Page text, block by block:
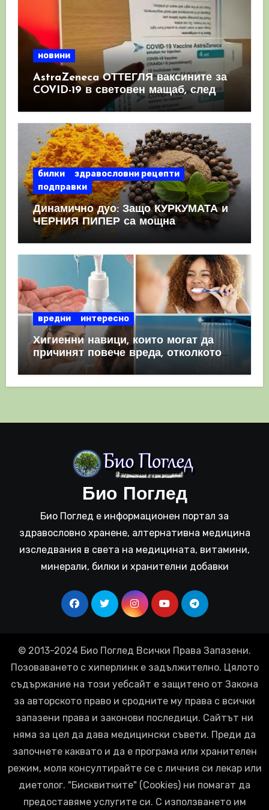
новини
AstraZeneca ОТТЕГЛЯ ваксините за
COVID-19 в световен мащаб, след
като призна, че те причиняват
КРЪВНИ съсиреци
билки
здравословни рецепти
подправки
Динамично дуо: Защо КУРКУМАТА и
ЧЕРНИЯ ПИПЕР са мощна
комбинация
вредни интересно
Хигиенни навици, които могат да
причинят повече вреда, отколкото
полза
Био Поглед
Био Поглед е информационен портал за
здравословно хранене, алтернативна медицина
изследвания в света на медицината, витамини,
минерали, билки и хранителни добавки
© 2013-2024 Био Поглед Всички Права Запазени.
Позоваването с хиперлинк е задължително. Цялото
съдържание на този уебсайт е защитено от Закона
за авторското право и сродните му права с всички
запазени права и законови последици. Сайтът ни
няма за цел да дава медицински съвети. Преди да
започнете каквато и да е програма или хранителен
режим, моля консултирайте се с личния си лекар или
диетолог. "Бисквитките" (Cookies) ни помагат да
предоставяме услугите си. С използването им